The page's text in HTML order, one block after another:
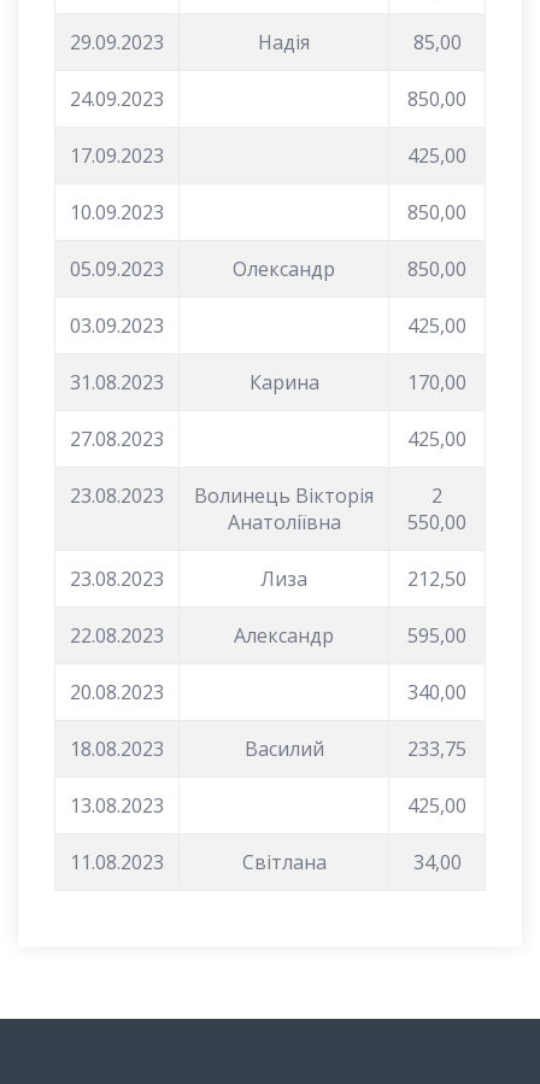
29.09.2023 Надія 85,00
24.09.2023 850,00
17.09.2023 425,00
10.09.2023 850,00
05.09.2023 Олександр 850,00
03.09.2023 425,00
31.08.2023 Карина 170,00
27.08.2023 425,00
23.08.2023
Волинець Вікторія
Анатоліївна
2
550,00
23.08.2023 Лиза 212,50
22.08.2023 Александр 595,00
20.08.2023 340,00
18.08.2023 Василий 233,75
13.08.2023 425,00
11.08.2023 Світлана 34,00